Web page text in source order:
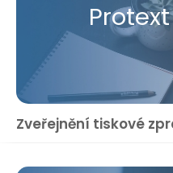
Zveřejnění tiskové